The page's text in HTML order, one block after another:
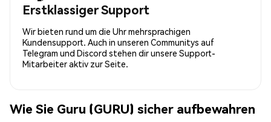
Erstklassiger Support
Wir bieten rund um die Uhr mehrsprachigen
Kundensupport. Auch in unseren Communitys auf
Telegram und Discord stehen dir unsere Support-
Mitarbeiter aktiv zur Seite.
Wie Sie Guru (GURU) sicher aufbewahren